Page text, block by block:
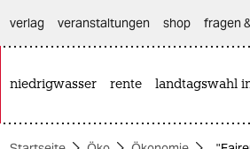
verlag
veranstaltungen shop fragen
niedrigwasser rente landtagswahl